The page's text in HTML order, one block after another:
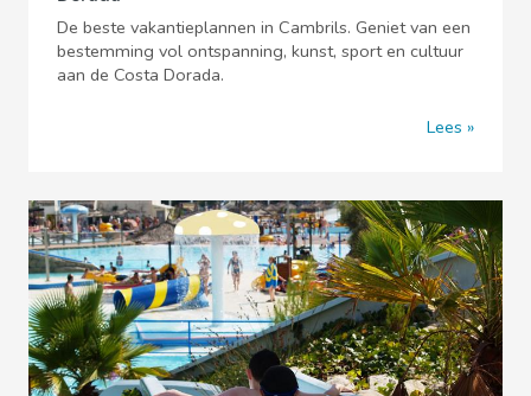
De beste vakantieplannen in Cambrils. Geniet van een
bestemming vol ontspanning, kunst, sport en cultuur
aan de Costa Dorada.
Lees